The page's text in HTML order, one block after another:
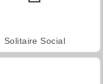
Solitaire Social